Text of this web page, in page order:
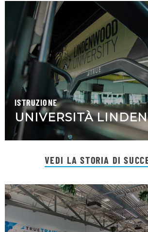
ISTRUZIONE
UNIVERSITÀ
VEDI LA STORIA DI